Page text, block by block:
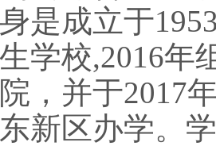
是成立于
学校,2016年
，并于2017
新区办学。